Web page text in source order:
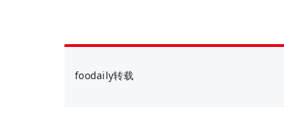
foodaily转载